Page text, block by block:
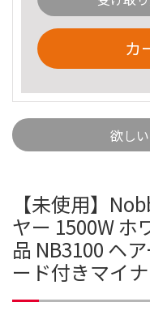
カ
欲し
【未使用】
ヤー 1500W ホ
品 NB3100 ヘ
ード付きマイ